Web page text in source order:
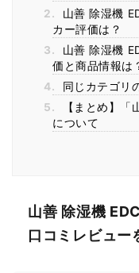
2.
山善 除湿機
カー評価は？
3.
山善 除湿機
価と商品情報は
4.
同じカテゴリ
5.
【まとめ】「
について
山善 除湿機
口コミレビュー